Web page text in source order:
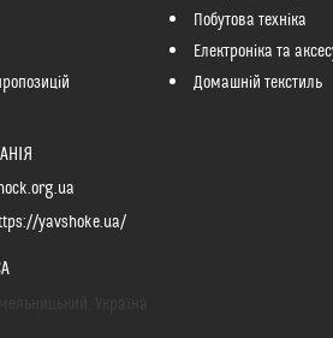
Побутова техніка
Електроніка та
Домашній текстиль
yavshoke.ua/